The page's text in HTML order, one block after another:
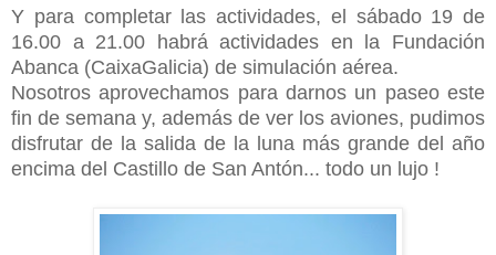
Y para completar las actividades, el sábado 19 de
16.00 a 21.00 habrá actividades en la Fundación
Abanca (CaixaGalicia) de simulación aérea.
Nosotros aprovechamos para darnos un paseo este
fin de semana y, además de ver los aviones, pudimos
disfrutar de la salida de la luna más grande del año
encima del Castillo de San Antón... todo un lujo !